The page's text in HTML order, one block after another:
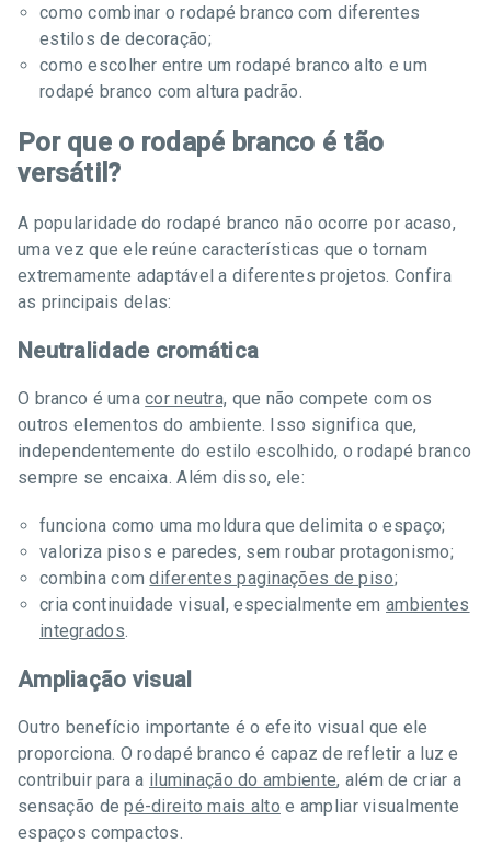
como combinar o rodapé branco com diferentes
estilos de decoração;
como escolher entre um rodapé branco alto e um
rodapé branco com altura padrão.
Por que o rodapé branco é tão
versátil?
A popularidade do rodapé branco não ocorre por acaso,
uma vez que ele reúne características que o tornam
extremamente adaptável a diferentes projetos. Confira
as principais delas:
Neutralidade cromática
O branco é umacor neutra, que não compete com os
outros elementos do ambiente. Isso significa que,
independentemente do estilo escolhido, o rodapé branco
sempre se encaixa. Além disso, ele:
funciona como uma moldura que delimita o espaço;
valoriza pisos e paredes, sem roubar protagonismo;
combina comdiferentes paginações de piso;
cria continuidade visual, especialmente emambientes
integrados.
Ampliação visual
Outro benefício importante é o efeito visual que ele
proporciona. O rodapé branco é capaz de refletir a luz e
contribuir para a iluminação do ambiente, além de criar a
sensação depé-direito mais alto e ampliar visualmente
espaços compactos.